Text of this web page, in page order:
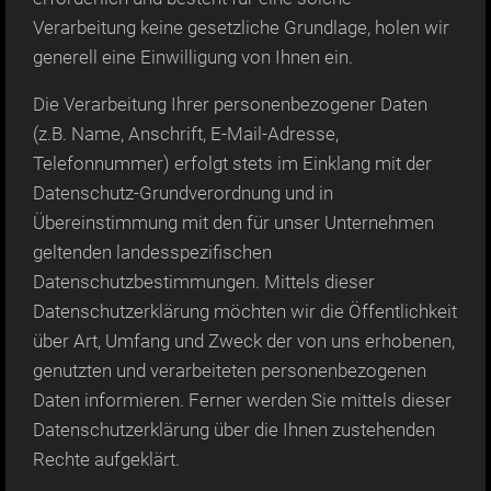
Verarbeitung keine gesetzliche Grundlage, holen wir
generell eine Einwilligung von Ihnen ein.
Die Verarbeitung Ihrer personenbezogener Daten
(z.B. Name, Anschrift, E-Mail-Adresse,
Telefonnummer) erfolgt stets im Einklang mit der
Datenschutz-Grundverordnung und in
Übereinstimmung mit den für unser Unternehmen
geltenden landesspezifischen
Datenschutzbestimmungen. Mittels dieser
Datenschutzerklärung möchten wir die Öffentlichkeit
über Art, Umfang und Zweck der von uns erhobenen,
genutzten und verarbeiteten personenbezogenen
Daten informieren. Ferner werden Sie mittels dieser
Datenschutzerklärung über die Ihnen zustehenden
Rechte aufgeklärt.